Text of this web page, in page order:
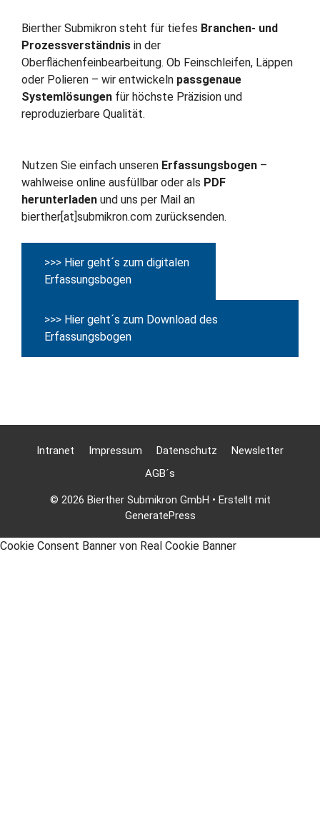
Bierther Submikron steht für tiefes Branchen‑ und
Prozessverständnis in der
Oberflächenfeinbearbeitung. Ob Feinschleifen, Läppen
oder Polieren – wir entwickeln passgenaue
Systemlösungen für höchste Präzision und
reproduzierbare Qualität.
Nutzen Sie einfach unseren Erfassungsbogen –
wahlweise online ausfüllbar oder als PDF
herunterladen und uns per Mail an
bierther[at]submikron.com zurücksenden.
>>> Hier geht´s zum digitalen
Erfassungsbogen
>>> Hier geht´s zum Download des
Erfassungsbogen
Intranet Impressum Datenschutz
Newsletter
AGB´s
© 2026 Bierther Submikron GmbH • Erstellt mit
GeneratePress
Cookie Consent Banner von Real Cookie Banner